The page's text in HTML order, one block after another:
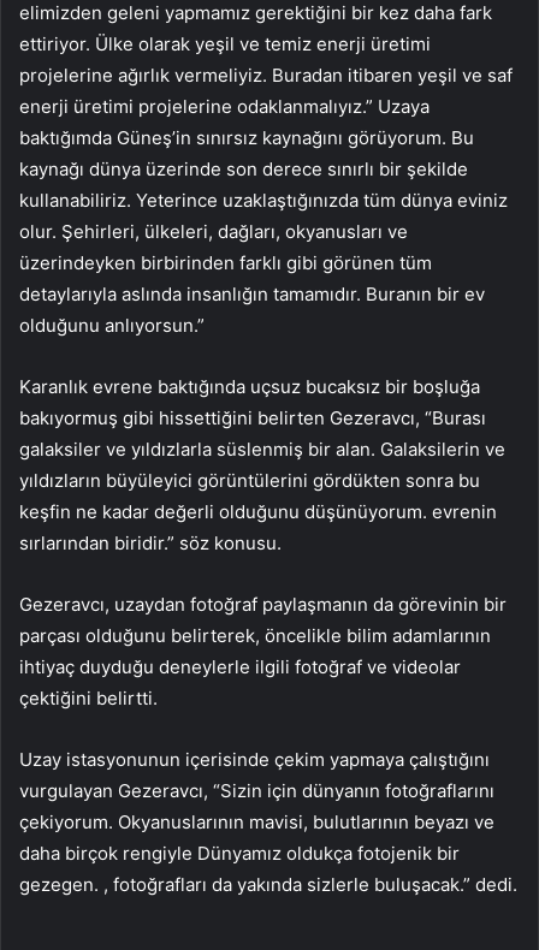
elimizden geleni yapmamız gerektiğini bir kez daha fark
ettiriyor. Ülke olarak yeşil ve temiz enerji üretimi
projelerine ağırlık vermeliyiz. Buradan itibaren yeşil ve saf
enerji üretimi projelerine odaklanmalıyız.” Uzaya
baktığımda Güneş’in sınırsız kaynağını görüyorum. Bu
kaynağı dünya üzerinde son derece sınırlı bir şekilde
kullanabiliriz. Yeterince uzaklaştığınızda tüm dünya eviniz
olur. Şehirleri, ülkeleri, dağları, okyanusları ve
üzerindeyken birbirinden farklı gibi görünen tüm
detaylarıyla aslında insanlığın tamamıdır. Buranın bir ev
olduğunu anlıyorsun.”
Karanlık evrene baktığında uçsuz bucaksız bir boşluğa
bakıyormuş gibi hissettiğini belirten Gezeravcı, “Burası
galaksiler ve yıldızlarla süslenmiş bir alan. Galaksilerin ve
yıldızların büyüleyici görüntülerini gördükten sonra bu
keşfin ne kadar değerli olduğunu düşünüyorum. evrenin
sırlarından biridir.” söz konusu.
Gezeravcı, uzaydan fotoğraf paylaşmanın da görevinin bir
parçası olduğunu belirterek, öncelikle bilim adamlarının
ihtiyaç duyduğu deneylerle ilgili fotoğraf ve videolar
çektiğini belirtti.
Uzay istasyonunun içerisinde çekim yapmaya çalıştığını
vurgulayan Gezeravcı, “Sizin için dünyanın fotoğraflarını
çekiyorum. Okyanuslarının mavisi, bulutlarının beyazı ve
daha birçok rengiyle Dünyamız oldukça fotojenik bir
gezegen. , fotoğrafları da yakında sizlerle buluşacak.” dedi.